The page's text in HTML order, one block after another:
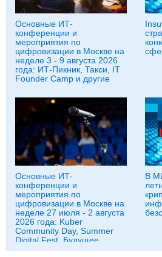
Основные ИТ-
конференции и
мероприятия по
цифровизации в Москве на
неделе 3 - 9 августа 2026
года: ИТ-Пикник, Такси, IT
Founder Camp и другие
Основные ИТ-
конференции и
мероприятия по
цифровизации в Москве на
неделе 27 июля - 2 августа
2026 года: Kuber
Community Day, Summer
Digital Fest, Будущее
исследований в
В